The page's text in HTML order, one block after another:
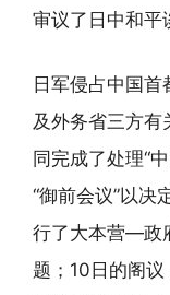
审议了日中和平
日军侵占中国
及外务省三方有
同完成了处理“
“御前会议”以决
行了大本营—政
题；10日的阁